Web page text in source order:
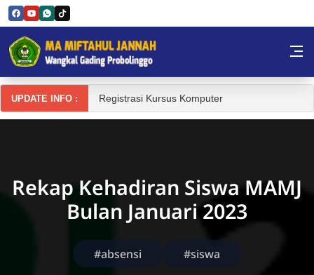
Skip to Content
MAMJ Wangkal
UPDATE INFO : Registrasi Kursus Komputer
Rekap Kehadiran Siswa MAMJ
Bulan Januari 2023
#absensi #siswa